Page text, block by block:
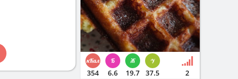
354 6.6 19.7 37.5 2